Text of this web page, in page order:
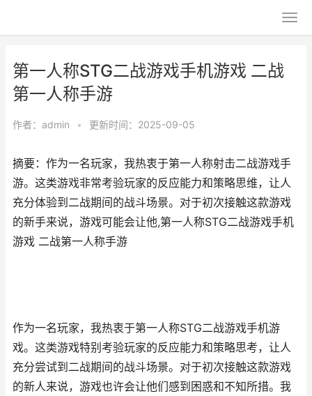
第一人称STG二战游戏手机游戏 二战
第一人称手游
作者： admin • 更新时间：2025-09-05
摘要：作为一名玩家，我热衷于第一人称射击二战游戏手
游。这类游戏非常考验玩家的反应能力和策略思维，让人
充分体验到二战期间的战斗场景。对于初次接触这款游戏
的新手来说，游戏可能会让他,第一人称STG二战游戏手机
游戏 二战第一人称手游
作为一名玩家，我热衷于第一人称STG二战游戏手机游
戏。这类游戏特别考验玩家的反应能力和策略思考，让人
充分尝试到二战期间的战斗场景。对于初次接触这款游戏
的新人来说，游戏也许会让他们感到困惑和不知所措。我